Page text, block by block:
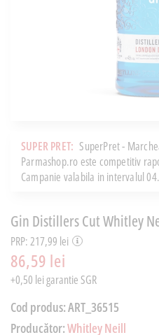
SUPER PRET: SuperPret -
Parmashop.ro este competitiv
Campanie valabila in intervalul
Gin Distillers Cut Whitley
PRP: 217,99 lei
86,59 lei
+0,50 lei garantie SGR
Cod produs:ART_36515
Producător:Whitley Neill